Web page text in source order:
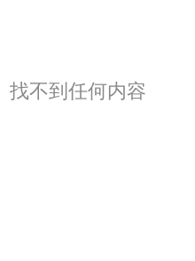
找不到任何内容